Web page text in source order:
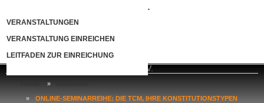
VERANSTALTUNGEN
VERANSTALTUNG EINREICHEN
LEITFADEN ZUR EINREICHUNG
KONTAKT
»
» ONLINE-SEMINARREIHE: DIE TCM, IHRE KONSTITUTIONSTYPEN